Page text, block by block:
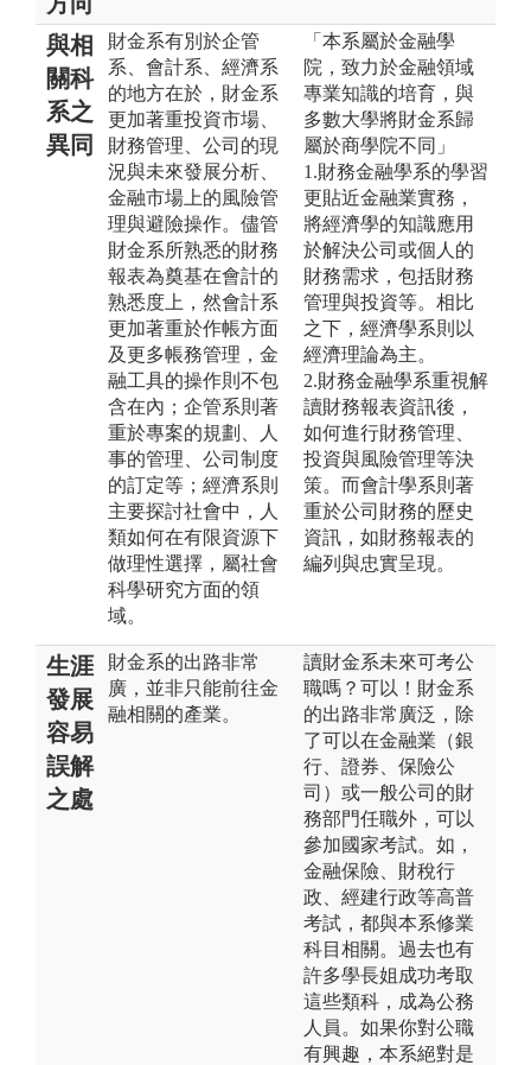
與相
關科
系之
異同
財金系有別於企管
系、會計系、經濟系
的地方在於，財金系
更加著重投資市場、
財務管理、公司的現
況與未來發展分析、
金融市場上的風險管
理與避險操作。儘管
財金系所熟悉的財務
報表為奠基在會計的
熟悉度上，然會計系
更加著重於作帳方面
及更多帳務管理，金
融工具的操作則不包
含在內；企管系則著
重於專案的規劃、人
事的管理、公司制度
的訂定等；經濟系則
主要探討社會中，人
類如何在有限資源下
做理性選擇，屬社會
科學研究方面的領
域。
「本系屬於金融學
院，致力於金融領域
專業知識的培育，與
多數大學將財金系歸
屬於商學院不同」
1.財務金融學系的學習
更貼近金融業實務，
將經濟學的知識應用
於解決公司或個人的
財務需求，包括財務
管理與投資等。相比
之下，經濟學系則以
經濟理論為主。
2.財務金融學系重視解
讀財務報表資訊後，
如何進行財務管理、
投資與風險管理等決
策。而會計學系則著
重於公司財務的歷史
資訊，如財務報表的
編列與忠實呈現。
生涯
發展
容易
誤解
之處
財金系的出路非常
廣，並非只能前往金
融相關的產業。
讀財金系未來可考公
職嗎？可以！財金系
的出路非常廣泛，除
了可以在金融業（銀
行、證券、保險公
司）或一般公司的財
務部門任職外，可以
參加國家考試。如，
金融保險、財稅行
政、經建行政等高普
考試，都與本系修業
科目相關。過去也有
許多學長姐成功考取
這些類科，成為公務
人員。如果你對公職
有興趣，本系絕對是